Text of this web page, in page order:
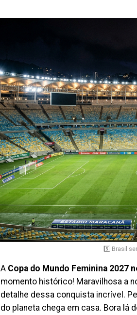
5️⃣ Brasil
A Copa do Mundo Feminina 2027
momento histórico! Maravilhosa a
detalhe dessa conquista incrível.
do planeta chega em casa. Bora lá